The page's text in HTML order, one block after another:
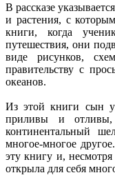
В рассказе
и растения, с
книги, когда
путешествия, они
виде рисунков,
правительству с
океанов.
Из этой книги сын
приливы и
континентальный
многое-многое
эту книгу и, несмотря
открыла для себя